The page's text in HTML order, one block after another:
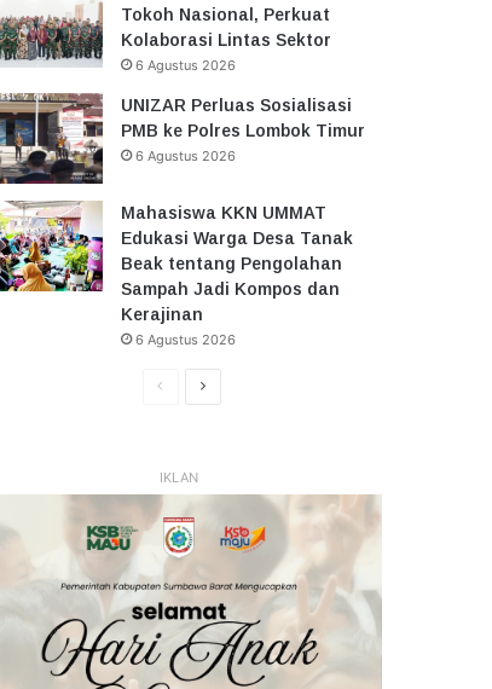
Tokoh Nasional, Perkuat
Kolaborasi Lintas Sektor
6 Agustus 2026
UNIZAR Perluas Sosialisasi
PMB ke Polres Lombok Timur
6 Agustus 2026
Mahasiswa KKN UMMAT
Edukasi Warga Desa Tanak
Beak tentang Pengolahan
Sampah Jadi Kompos dan
Kerajinan
6 Agustus 2026
HalamanHalaman
IKLAN